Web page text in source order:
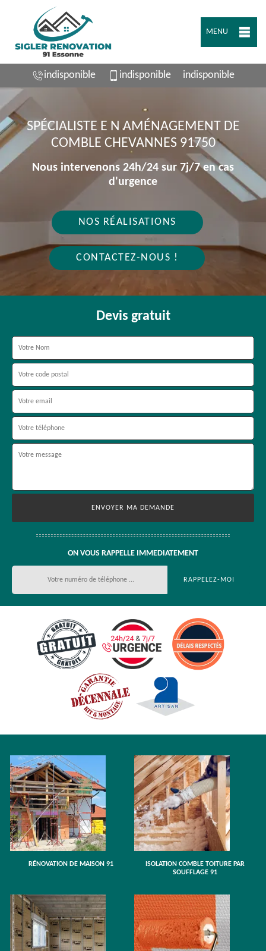
MENU
indisponible indisponible indisponible
SPÉCIALISTE E N AMÉNAGEMENT DE
COMBLE CHEVANNES 91750
Nous intervenons 24h/24 sur 7j/7 en cas
d'urgence
NOS RÉALISATIONS
CONTACTEZ-NOUS !
Devis gratuit
ON VOUS RAPPELLE IMMEDIATEMENT
RÉNOVATION DE MAISON 91
ISOLATION COMBLE TOITURE PAR
SOUFFLAGE 91